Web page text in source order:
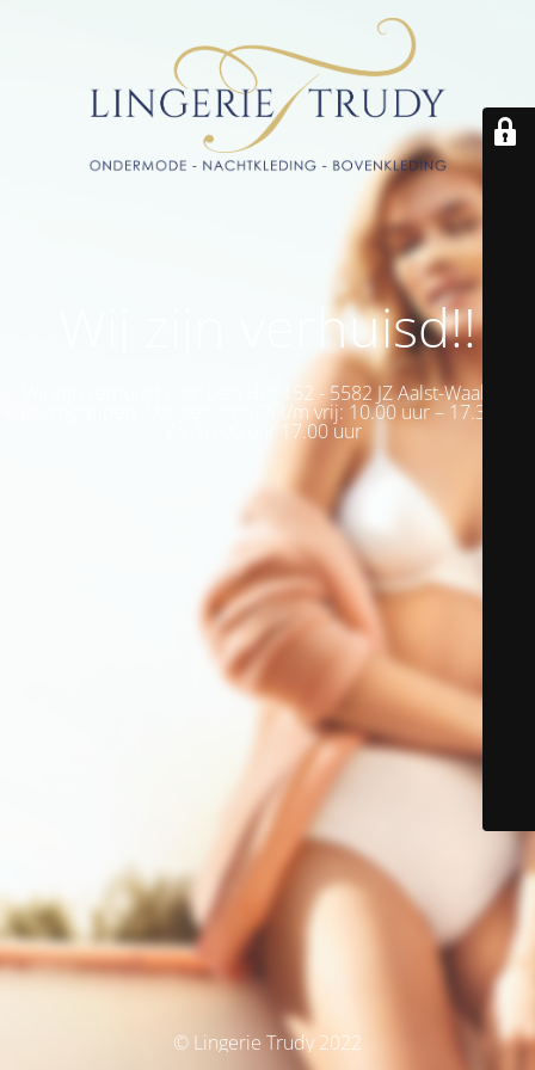
Wij zijn verhuisd!!
Wij zijn verhuisd naar Den Hof 152 - 5582 JZ Aalst-Waalre -
Openingstijden: Ma: gesloten Di t/m vrij: 10.00 uur – 17.30 uur
Za: 10.00 uur 17.00 uur
© Lingerie Trudy 2022